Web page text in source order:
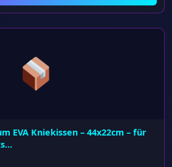
EVA Kniekissen – 44x22cm – für